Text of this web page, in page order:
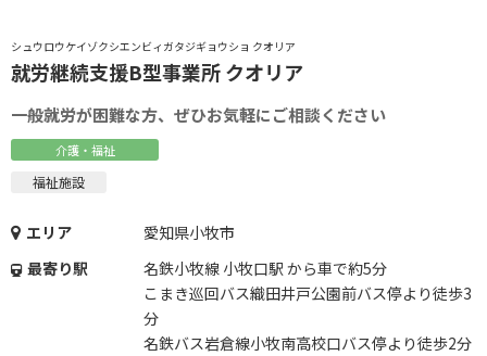
シュウロウケイゾクシエンビィガタジギョウショ クオリア
就労継続支援B型事業所 クオリア
一般就労が困難な方、ぜひお気軽にご相談ください
介護・福祉
福祉施設
エリア
愛知県小牧市
最寄り駅
名鉄小牧線 小牧口駅 から車で約5分
こまき巡回バス織田井戸公園前バス停より徒歩3
分
名鉄バス岩倉線小牧南高校口バス停より徒歩2分